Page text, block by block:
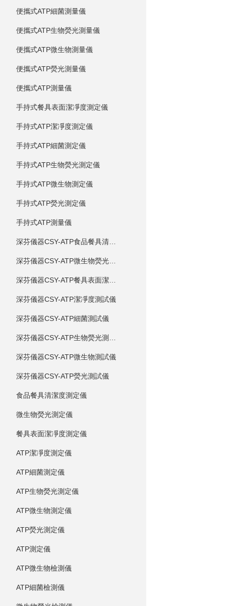
便攜式ATP細菌測量儀
便攜式ATP生物熒光測量儀
便攜式ATP微生物測量儀
便攜式ATP熒光測量儀
便攜式ATP測量儀
手持式餐具表面潔凈度測定儀
手持式ATP潔凈度測定儀
手持式ATP細菌測定儀
手持式ATP生物熒光測定儀
手持式ATP微生物測定儀
手持式ATP熒光測定儀
手持式ATP測量儀
深芬儀器CSY-ATP潔凈度測試儀
深芬儀器CSY-ATP細菌測試儀
深芬儀器CSY-ATP微生物測試儀
深芬儀器CSY-ATP熒光測試儀
食品餐具清潔度測定儀
微生物熒光測定儀
餐具表面潔凈度測定儀
ATP潔凈度測定儀
ATP細菌測定儀
ATP生物熒光測定儀
ATP微生物測定儀
ATP熒光測定儀
ATP測定儀
ATP微生物檢測儀
ATP細菌檢測儀